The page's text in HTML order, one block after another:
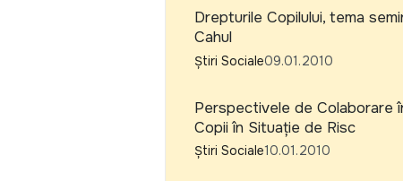
Drepturile Copilului, tema
Cahul
Știri Sociale09.01.2010
Perspectivele de Colaborare
Copii în Situaţie de Risc
Știri Sociale10.01.2010